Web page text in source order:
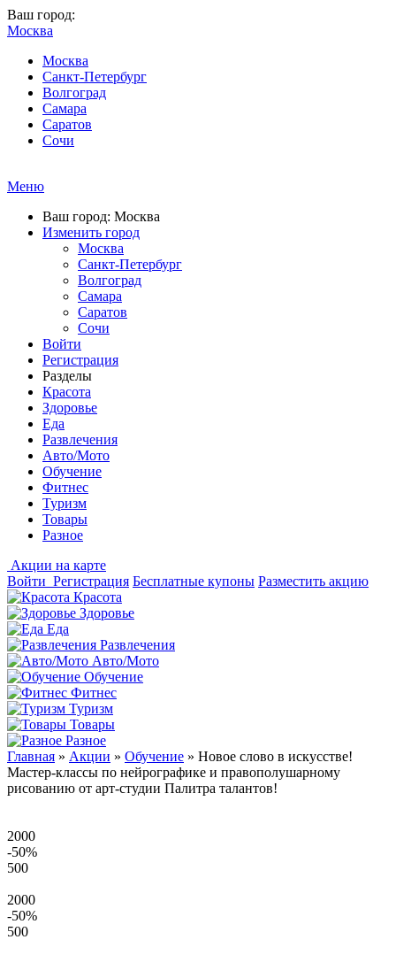
Ваш город:
Москва
Москва
Санкт-Петербург
Волгоград
Самара
Саратов
Сочи
Меню
Ваш город: Москва
Изменить город
Москва
Санкт-Петербург
Волгоград
Самара
Саратов
Сочи
Войти
Регистрация
Разделы
Красота
Здоровье
Еда
Развлечения
Авто/Мото
Обучение
Фитнес
Туризм
Товары
Разное
Акции на карте
Войти Регистрация Бесплатные купоны Разместить акцию
Красота
Здоровье
Еда
Развлечения
Авто/Мото
Обучение
Фитнес
Туризм
Товары
Разное
Главная » Акции » Обучение » Новое слово в искусстве!
Мастер-классы по нейрографике и правополушарному
рисованию от арт-студии Палитра талантов!
2000
-50%
500
2000
-50%
500